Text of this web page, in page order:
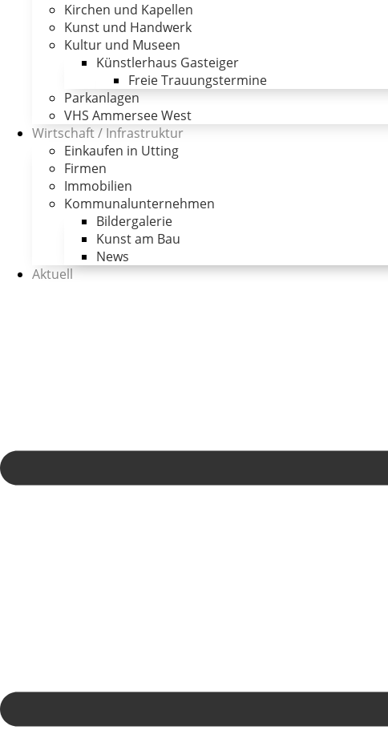
Kirchen und Kapellen
Kunst und Handwerk
Kultur und Museen
Künstlerhaus Gasteiger
Freie Trauungstermine
Parkanlagen
VHS Ammersee West
Wirtschaft / Infrastruktur
Einkaufen in Utting
Firmen
Immobilien
Kommunalunternehmen
Bildergalerie
Kunst am Bau
News
Aktuell